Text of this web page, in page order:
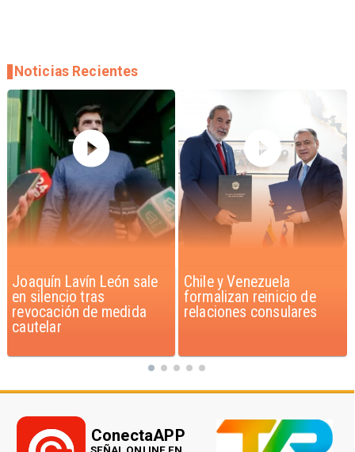
Chile y Venezuela
formalizan reinicio de
relaciones consulares
Feriantes rechazan
dichos de Camila Flores
sobre Fabiola Campillai
Noticias Recientes
ConectaAPP